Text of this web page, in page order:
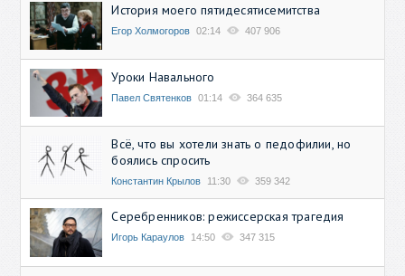
История моего пятидесятисемитства
Егор Холмогоров 02:14 407 906
Уроки Навального
Павел Святенков 01:14 364 635
Всё, что вы хотели знать о педофилии, но
боялись спросить
Константин Крылов 11:30 359 342
Серебренников: режиссерская трагедия
Игорь Караулов 14:50 347 315